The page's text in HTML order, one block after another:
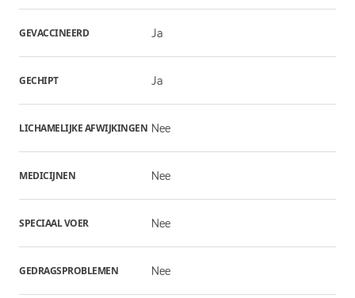
GEVACCINEERD Ja
GECHIPT Ja
LICHAMELIJKE AFWIJKINGEN Nee
MEDICIJNEN Nee
SPECIAAL VOER Nee
GEDRAGSPROBLEMEN Nee